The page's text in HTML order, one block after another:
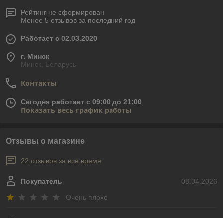
Рейтинг не сформирован
Менее 5 отзывов за последний год
Работает с 02.03.2020
г. Минск
Минск, Беларусь
Контакты
Сегодня работает с 09:00 до 21:00
Показать весь график работы
Отзывы о магазине
22 отзывов за всё время
08.04.2026
Покупатель
Очень плохо